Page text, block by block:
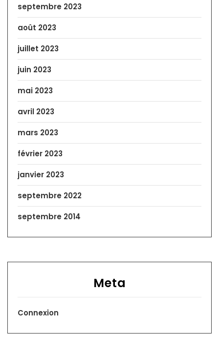
septembre 2023
août 2023
juillet 2023
juin 2023
mai 2023
avril 2023
mars 2023
février 2023
janvier 2023
septembre 2022
septembre 2014
Meta
Connexion